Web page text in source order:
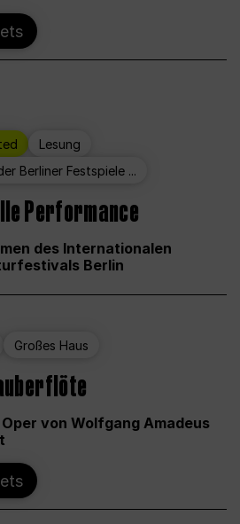
Lesung
Berliner Festspiele ...
Performance
des Internationalen
Berlin
Großes Haus
von Wolfgang Amadeus